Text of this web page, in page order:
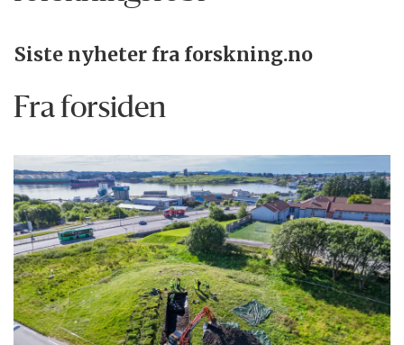
Siste nyheter fra forskning.no
Fra forsiden